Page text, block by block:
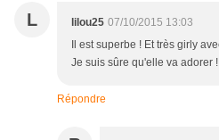
L lilou25 07/10/2015 13:03
Il est superbe ! Et très girly
Je suis sûre qu'elle va adorer
Répondre